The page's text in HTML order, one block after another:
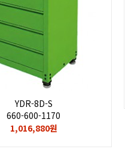
YDR-8D-S
660-600-1170
1,016,880원